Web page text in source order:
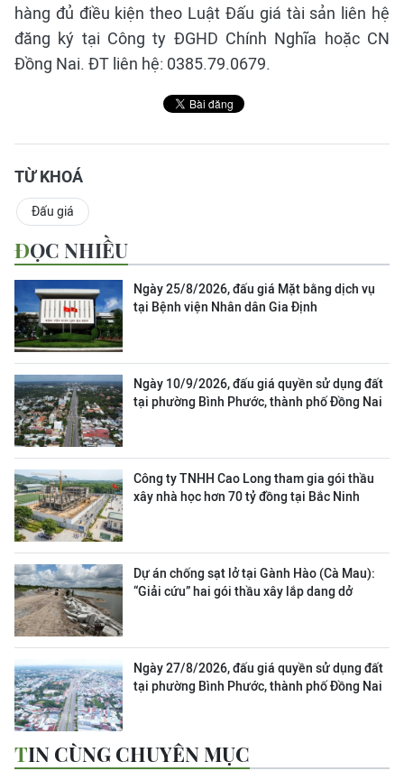
hàng đủ điều kiện theo Luật Đấu giá tài sản liên hệ
đăng ký tại Công ty ĐGHD Chính Nghĩa hoặc CN
Đồng Nai. ĐT liên hệ: 0385.79.0679.
TỪ KHOÁ
Đấu giá
ĐỌC NHIỀU
Ngày 25/8/2026, đấu giá Mặt bằng dịch vụ
tại Bệnh viện Nhân dân Gia Định
Ngày 10/9/2026, đấu giá quyền sử dụng đất
tại phường Bình Phước, thành phố Đồng Nai
Công ty TNHH Cao Long tham gia gói thầu
xây nhà học hơn 70 tỷ đồng tại Bắc Ninh
Dự án chống sạt lở tại Gành Hào (Cà Mau):
“Giải cứu” hai gói thầu xây lắp dang dở
Ngày 27/8/2026, đấu giá quyền sử dụng đất
tại phường Bình Phước, thành phố Đồng Nai
TIN CÙNG CHUYÊN MỤC